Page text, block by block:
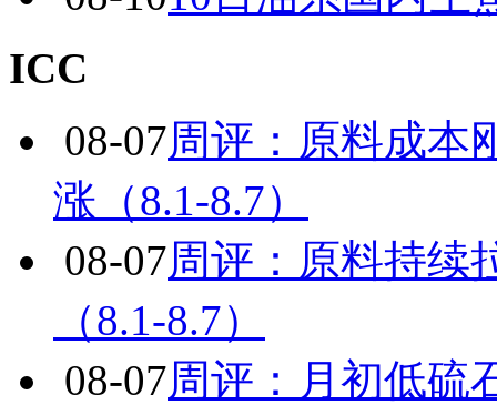
ICC
08-07周评：原料成本
涨（8.1-8.7）
08-07周评：原料持续
（8.1-8.7）
08-07周评：月初低硫